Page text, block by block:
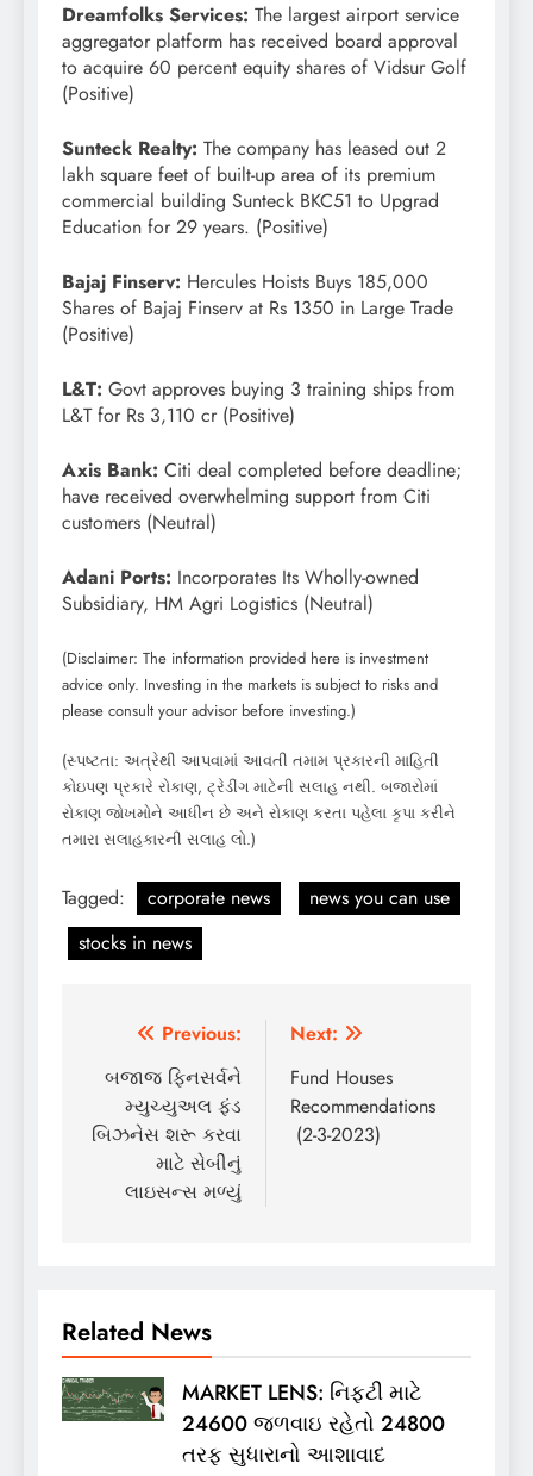
Dreamfolks Services: The largest airport service
aggregator platform has received board approval
to acquire 60 percent equity shares of Vidsur Golf
(Positive)
Sunteck Realty: The company has leased out 2
lakh square feet of built-up area of its premium
commercial building Sunteck BKC51 to Upgrad
Education for 29 years. (Positive)
Bajaj Finserv: Hercules Hoists Buys 185,000
Shares of Bajaj Finserv at Rs 1350 in Large Trade
(Positive)
L&T: Govt approves buying 3 training ships from
L&T for Rs 3,110 cr (Positive)
Axis Bank: Citi deal completed before deadline;
have received overwhelming support from Citi
customers (Neutral)
Adani Ports: Incorporates Its Wholly-owned
Subsidiary, HM Agri Logistics (Neutral)
(Disclaimer: The information provided here is investment
advice only. Investing in the markets is subject to risks and
please consult your advisor before investing.)
(સ્પષ્ટતા: અત્રેથી આપવામાં આવતી તમામ પ્રકારની માહિતી
કોઇપણ પ્રકારે રોકાણ, ટ્રેડીંગ માટેની સલાહ નથી. બજારોમાં
રોકાણ જોખમોને આધીન છે અને રોકાણ કરતા પહેલા કૃપા કરીને
તમારા સલાહકારની સલાહ લો.)
Tagged: corporate news
news you can use
stocks in news
Post
navigation
Previous:
બજાજ ફિનસર્વને
મ્યુચ્યુઅલ ફંડ
બિઝનેસ શરૂ કરવા
માટે સેબીનું
લાઇસન્સ મળ્યું
Next:
Fund Houses
Recommendations
(2-3-2023)
Related News
MARKET LENS: નિફ્ટી માટે
24600 જળવાઇ રહેતો 24800
તરફ સુધારાનો આશાવાદ